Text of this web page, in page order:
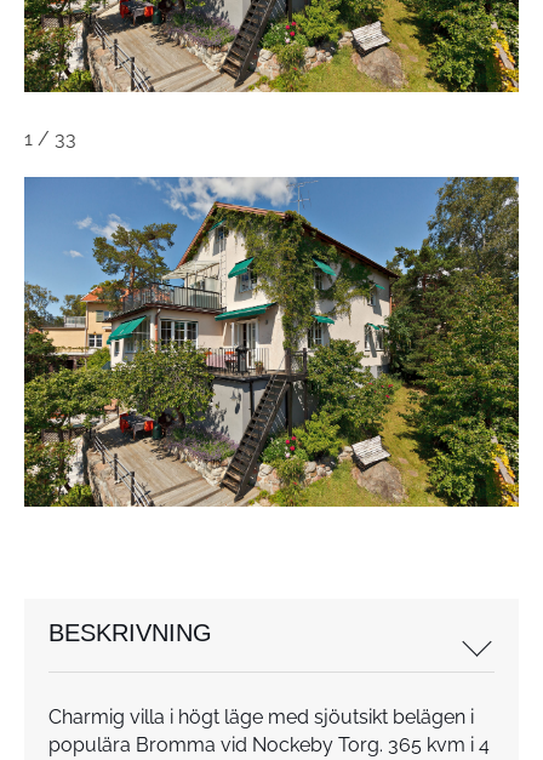
1 / 33
BESKRIVNING
Charmig villa i högt läge med sjöutsikt belägen i
populära Bromma vid Nockeby Torg. 365 kvm i 4